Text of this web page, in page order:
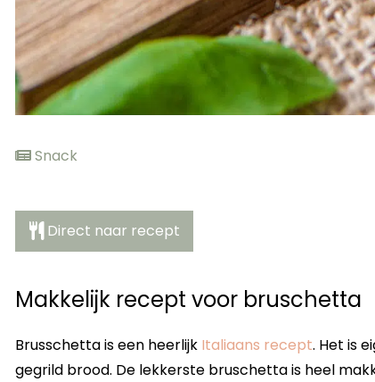
Snack
Direct naar recept
Makkelijk recept voor bruschetta
Brusschetta is een heerlijk Italiaans recept. Het is
gegrild brood. De lekkerste bruschetta is heel